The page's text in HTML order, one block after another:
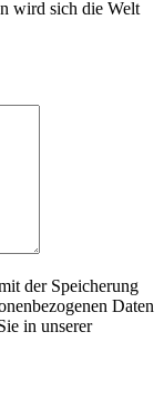
wird sich die Welt
der Speicherung
Daten
in unserer